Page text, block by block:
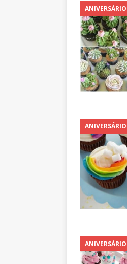
ANIVERSÁRIO
ANIVERSÁRIO
ANIVERSÁRIO